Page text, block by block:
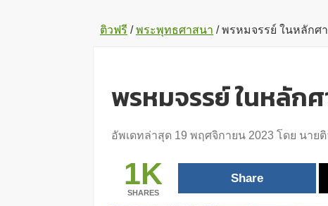
ติวฟรี / พระพุทธศาสนา /พรหมจรรย์ ในหลักศ
พรหมจรรย์ ในหลัก
อัพเดทล่าสุด 19 พฤศจิกายน 2023 โดย นาย
1K
SHARES
Share